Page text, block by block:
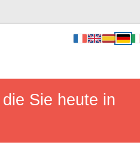
Sie heute in